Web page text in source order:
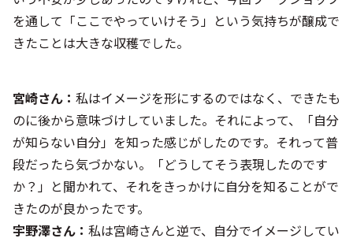
を通して「ここでやっていけそう」という気持ちが醸成で
きたことは大きな収穫でした。
宮崎さん： 私はイメージを形にするのではなく、できたも
のに後から意味づけしていました。それによって、「自分
が知らない自分」を知った感じがしたのです。それって普
段だったら気づかない。「どうしてそう表現したのです
か？」と聞かれて、それをきっかけに自分を知ることがで
きたのが良かったです。
宇野澤さん： 私は宮崎さんと逆で、自分でイメージしてい